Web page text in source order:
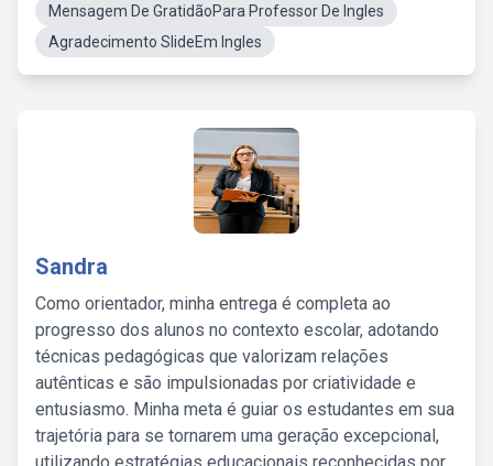
Mensagem De GratidãoPara Professor De Ingles
Agradecimento SlideEm Ingles
Sandra
Como orientador, minha entrega é completa ao
progresso dos alunos no contexto escolar, adotando
técnicas pedagógicas que valorizam relações
autênticas e são impulsionadas por criatividade e
entusiasmo. Minha meta é guiar os estudantes em sua
trajetória para se tornarem uma geração excepcional,